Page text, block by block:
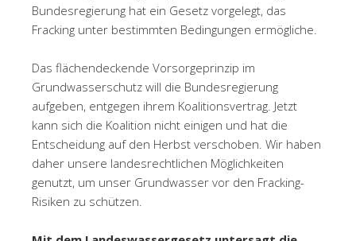
Bundesregierung hat ein Gesetz vorgelegt, das
Fracking unter bestimmten Bedingungen ermögliche.
Das flächendeckende Vorsorgeprinzip im
Grundwasserschutz will die Bundesregierung
aufgeben, entgegen ihrem Koalitionsvertrag. Jetzt
kann sich die Koalition nicht einigen und hat die
Entscheidung auf den Herbst verschoben. Wir haben
daher unsere landesrechtlichen Möglichkeiten
genutzt, um unser Grundwasser vor den Fracking-
Risiken zu schützen.